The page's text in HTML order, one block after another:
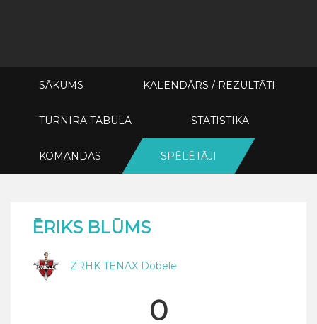
SĀKUMS KALENDĀRS / REZULTĀTI
TURNĪRA TABULA STATISTIKA
KOMANDAS SPĒLĒTĀJI
ĒRIKS BLŪMS
ZRHK TENAX Dobele
0